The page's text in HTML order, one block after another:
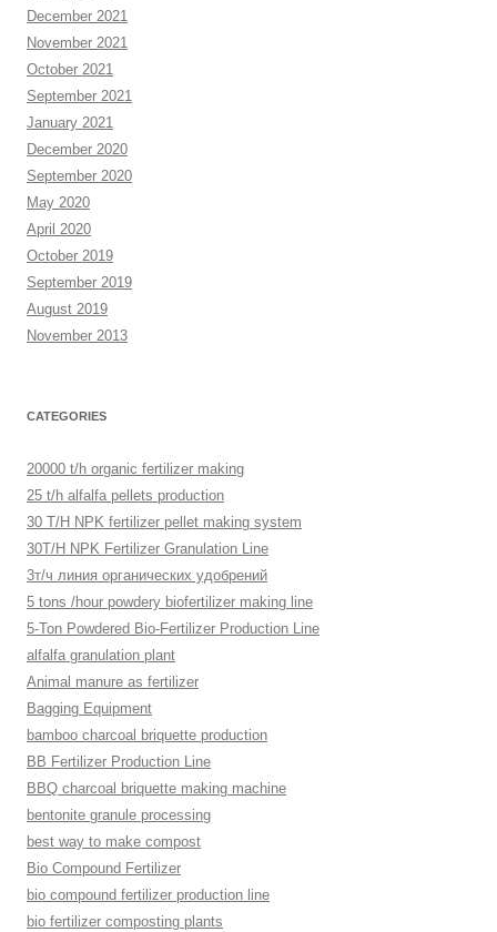
December 2021
November 2021
October 2021
September 2021
January 2021
December 2020
September 2020
May 2020
April 2020
October 2019
September 2019
August 2019
November 2013
CATEGORIES
20000 t/h organic fertilizer making
25 t/h alfalfa pellets production
30 T/H NPK fertilizer pellet making system
30T/H NPK Fertilizer Granulation Line
3т/ч линия органических удобрений
5 tons /hour powdery biofertilizer making line
5-Ton Powdered Bio-Fertilizer Production Line
alfalfa granulation plant
Animal manure as fertilizer
Bagging Equipment
bamboo charcoal briquette production
BB Fertilizer Production Line
BBQ charcoal briquette making machine
bentonite granule processing
best way to make compost
Bio Compound Fertilizer
bio compound fertilizer production line
bio fertilizer composting plants